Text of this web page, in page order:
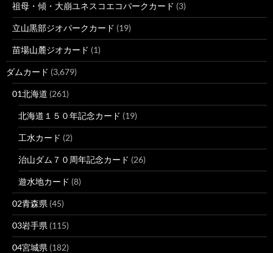
祖母・傾・大崩ユネスコエコパークカード (3)
立山黒部ジオパークカード (19)
苗場山麓ジオカード (1)
ダムカード (3,679)
01北海道 (261)
北海道１５０年記念カード (19)
工水カード (2)
治山ダム７０周年記念カード (26)
遊水地カード (8)
02青森県 (45)
03岩手県 (115)
04宮城県 (182)